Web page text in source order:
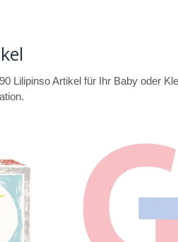
Lilipinso Artikel für Ihr Baby oder